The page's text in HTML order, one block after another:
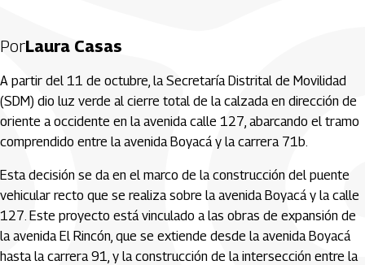
PorLaura Casas
A partir del 11 de octubre, la Secretaría Distrital de Movilidad
(SDM) dio luz verde al cierre total de la calzada en dirección de
oriente a occidente en la avenida calle 127, abarcando el tramo
comprendido entre la avenida Boyacá y la carrera 71b.
Esta decisión se da en el marco de la construcción del puente
vehicular recto que se realiza sobre la avenida Boyacá y la calle
127. Este proyecto está vinculado a las obras de expansión de
la avenida El Rincón, que se extiende desde la avenida Boyacá
hasta la carrera 91, y la construcción de la intersección entre la